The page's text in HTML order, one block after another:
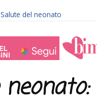
Salute del neonato